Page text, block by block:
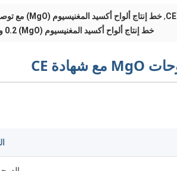
,خط إنتاج ألواح أكسيد المغنيسيوم (MgO) مع توصيل حراري
خط إنتاج ألواح أكسيد المغنيسيوم (MgO) 0.2 واط/متر.ك